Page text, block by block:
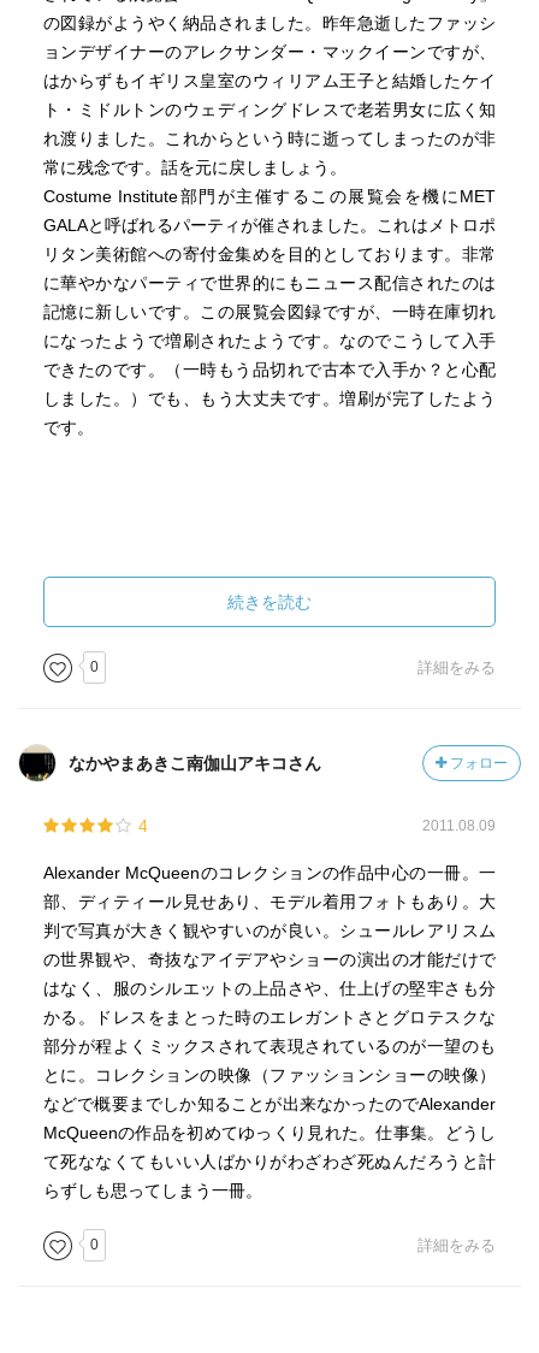
の図録がようやく納品されました。昨年急逝したファッシ
ョンデザイナーのアレクサンダー・マックイーンですが、
はからずもイギリス皇室のウィリアム王子と結婚したケイ
ト・ミドルトンのウェディングドレスで老若男女に広く知
れ渡りました。これからという時に逝ってしまったのが非
常に残念です。話を元に戻しましょう。
Costume Institute部門が主催するこの展覧会を機にMET
GALAと呼ばれるパーティが催されました。これはメトロポ
リタン美術館への寄付金集めを目的としております。非常
に華やかなパーティで世界的にもニュース配信されたのは
記憶に新しいです。この展覧会図録ですが、一時在庫切れ
になったようで増刷されたようです。なのでこうして入手
できたのです。（一時もう品切れで古本で入手か？と心配
しました。）でも、もう大丈夫です。増刷が完了したよう
です。
続きを読む
0 詳細をみる
なかやまあきこ南伽山アキコさん フォロー
4 2011.08.09
Alexander McQueenのコレクションの作品中心の一冊。一
部、ディティール見せあり、モデル着用フォトもあり。大
判で写真が大きく観やすいのが良い。シュールレアリスム
の世界観や、奇抜なアイデアやショーの演出の才能だけで
はなく、服のシルエットの上品さや、仕上げの堅牢さも分
かる。ドレスをまとった時のエレガントさとグロテスクな
部分が程よくミックスされて表現されているのが一望のも
とに。コレクションの映像（ファッションショーの映像）
などで概要までしか知ることが出来なかったのでAlexander
McQueenの作品を初めてゆっくり見れた。仕事集。どうし
て死ななくてもいい人ばかりがわざわざ死ぬんだろうと計
らずしも思ってしまう一冊。
0 詳細をみる